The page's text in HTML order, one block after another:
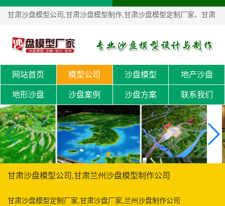
甘肃沙盘模型公司,甘肃沙盘模型制作,甘肃沙盘模型定制厂家、甘肃
沙盘厂家！
网站首页 模型公司 沙盘模型 地产沙盘
地形沙盘 沙盘案例 沙盘方案 联系我们
甘肃沙盘模型公司,甘肃兰州沙盘模型制作公司
甘肃沙盘模型定制厂家,甘肃沙盘厂家,兰州沙盘制作公司